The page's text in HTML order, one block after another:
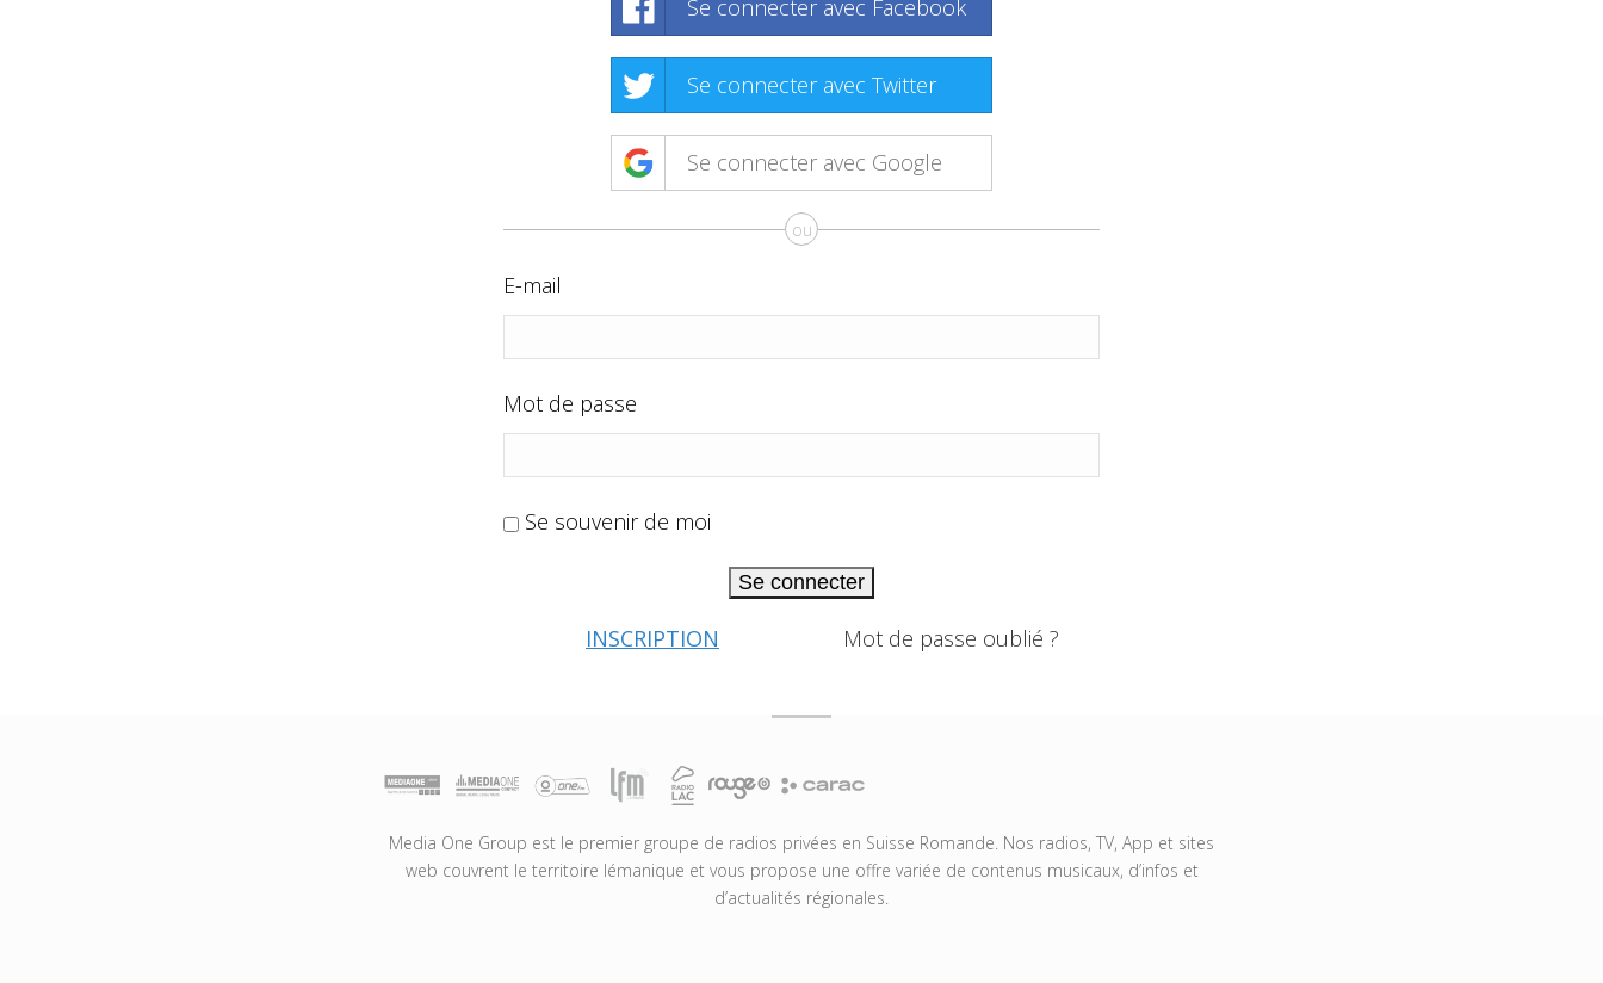
Se connecter avec Facebook
Se connecter avec Twitter
Se connecter avec Google
ou
E-mail
Mot de passe
Se souvenir de moi
Se connecter
INSCRIPTION Mot de passe oublié ?
Media One Group est le premier groupe de radios privées en Suisse Romande. Nos radios, TV, App et sites
web couvrent le territoire lémanique et vous propose une offre variée de contenus musicaux, d’infos et
d’actualités régionales.